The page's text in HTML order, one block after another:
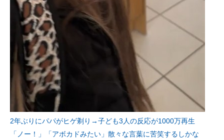
2年ぶりにパパがヒゲ剃り→子ども3人の反応が1000万再生
「ノー！」「アボカドみたい」散々な言葉に苦笑するしかな